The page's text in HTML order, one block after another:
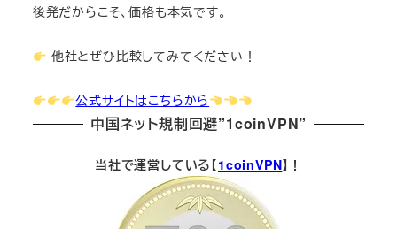
後発だからこそ、価格も本気です。
他社とぜひ比較してみてください！
公式サイトはこちらから
中国ネット規制回避”1coinVPN”
当社で運営している【1coinVPN】！